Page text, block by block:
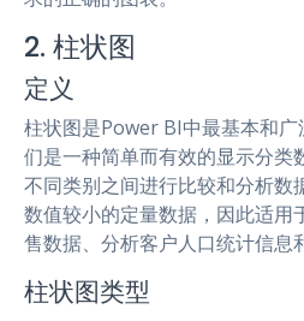
2. 柱状图
定义
柱状图是Power BI中最基本和
们是一种简单而有效的显示分类
不同类别之间进行比较和分析数
数值较小的定量数据，因此适用
售数据、分析客户人口统计信息
柱状图类型